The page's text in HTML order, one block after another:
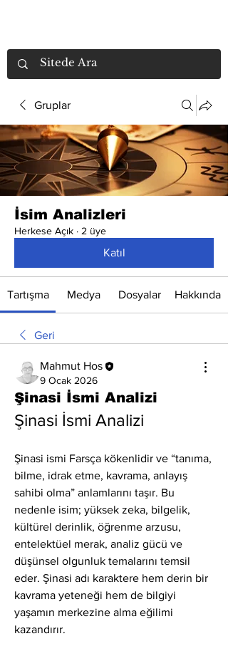
Gruplar
İsim Analizleri
Herkese Açık · 2 üye
Katıl
Tartışma Medya Dosyalar Hakkında
Geri
Mahmut Hos
9 Ocak 2026
Şinasi İsmi Analizi
Şinasi İsmi Analizi
Şinasi ismi Farsça kökenlidir ve “tanıma,
bilme, idrak etme, kavrama, anlayış
sahibi olma” anlamlarını taşır. Bu
nedenle isim; yüksek zeka, bilgelik,
kültürel derinlik, öğrenme arzusu,
entelektüel merak, analiz gücü ve
düşünsel olgunluk temalarını temsil
eder. Şinasi adı karaktere hem derin bir
kavrama yeteneği hem de bilgiyi
yaşamın merkezine alma eğilimi
kazandırır.